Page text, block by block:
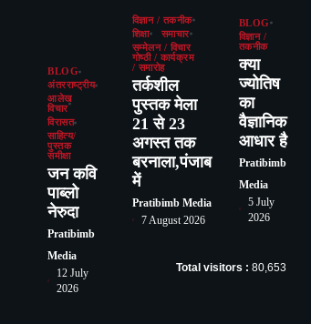
BLOG
अंतरराष्ट्रीय
आलेख
विचार
विरासत
साहित्य/
पुस्तक
समीक्षा
जन कवि
पाब्लो
नेरुदा
Pratibimb
Media
12 July
2026
विज्ञान / तकनीक
शिक्षा
समाचार
सम्मेलन / विचार
गोष्ठी / कार्यक्रम
/ समारोह
तर्कशील
पुस्तक मेला
21 से 23
अगस्त तक
बरनाला,पंजाब
में
Pratibimb Media
7 August 2026
BLOG
विज्ञान /
तकनीक
क्या
ज्योतिष
का
वैज्ञानिक
आधार है
Pratibimb
Media
5 July
2026
Total visitors : 80,653